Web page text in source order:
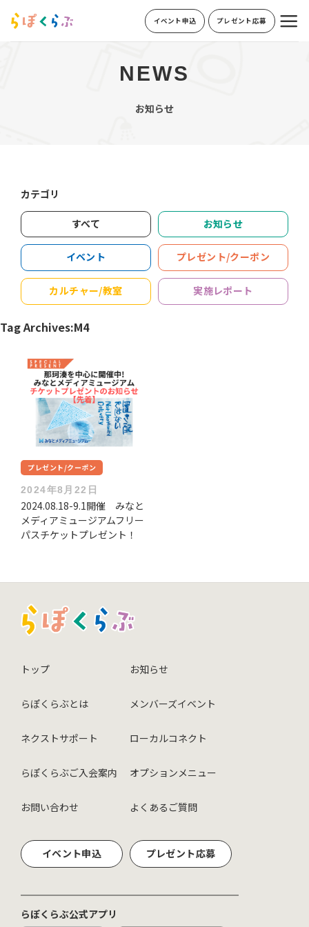
to
content
イベント申込 プレゼント応募
NEWS
お知らせ
カテゴリ
すべて お知らせ
イベント プレゼント/クーポン
カルチャー/教室 実施レポート
Tag Archives:M4
プレゼント/クーポン
2024年8月22日
2024.08.18-9.1開催 みなと
メディアミュージアムフリー
パスチケットプレゼント！
トップ
らぽくらぶとは
ネクストサポート
らぽくらぶご入会案内
お問い合わせ
お知らせ
メンバーズイベント
ローカルコネクト
オプションメニュー
よくあるご質問
イベント申込 プレゼント応募
らぽくらぶ公式アプリ